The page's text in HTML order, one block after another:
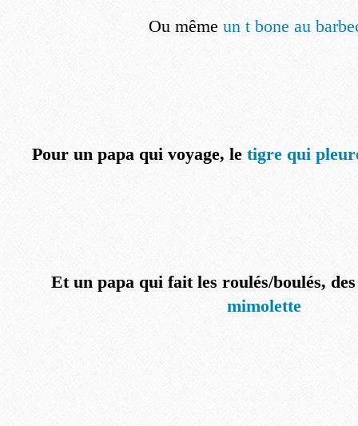
Ou même un t bone au
Pour un papa qui voyage, le tigre qui
Et un papa qui fait les roulés/boulés,
mimolette